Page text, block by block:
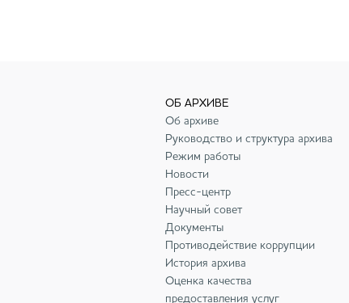
ОБ АРХИВЕ
Об архиве
Руководство и структура архива
Режим работы
Новости
Пресс-центр
Научный совет
Документы
Противодействие коррупции
История архива
Оценка качества
предоставления услуг